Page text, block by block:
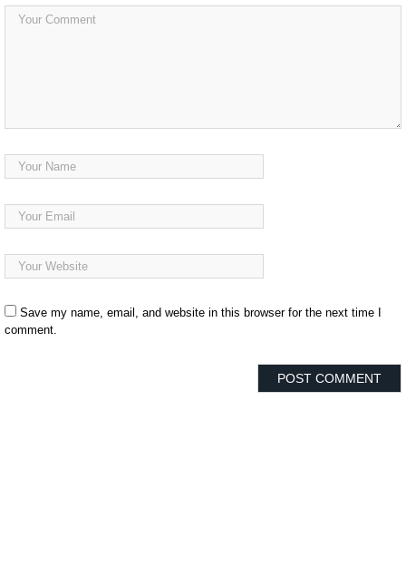
Save my name, email, and website in this browser for the next time I
comment.